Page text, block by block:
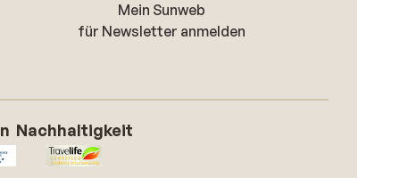
Mein Sunweb
für Newsletter anmelden
Nachhaltigkeit